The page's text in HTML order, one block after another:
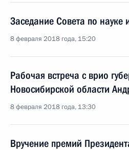
Заседание Совета по
8 февраля 2018 года, 15:20
Рабочая встреча с врио
Новосибирской области
8 февраля 2018 года, 13:30
Вручение премий